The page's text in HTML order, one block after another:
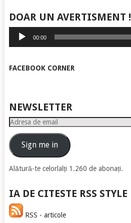
DOAR UN AVERTISMENT !
Player
audio
00:00
FACEBOOK CORNER
NEWSLETTER
Adresa
emailSign me in
Alătură-te celorlalți 1.260 de abonați.
IA DE CITESTE RSS STYLE
RSS - articole